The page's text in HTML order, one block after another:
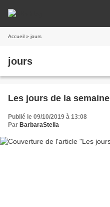
Accueil » jours
jours
Les jours de la semaine
Publié le 09/10/2019 à 13:08
Par BarbaraStella